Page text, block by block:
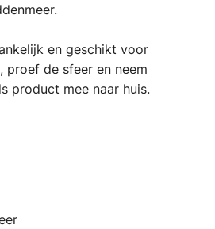
en geschikt voor
proef de sfeer en neem
product mee naar huis.